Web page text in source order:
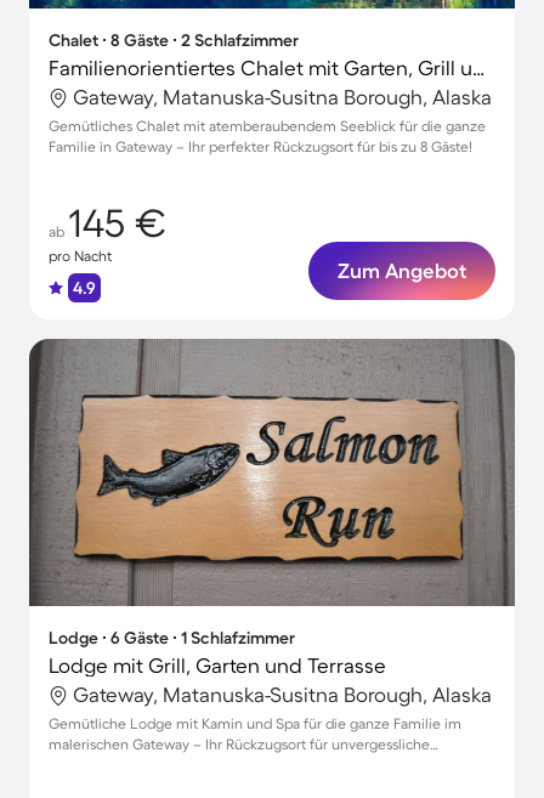
Chalet ∙ 8 Gäste ∙ 2 Schlafzimmer
Familienorientiertes Chalet mit Garten, Grill und Terrasse | Seeblick | Hunde erlaubt
Gateway, Matanuska-Susitna Borough, Alaska
Gemütliches Chalet mit atemberaubendem Seeblick für die ganze
Familie in Gateway – Ihr perfekter Rückzugsort für bis zu 8 Gäste!
ab 145 €
pro Nacht
4.9
Zum Angebot
Lodge ∙ 6 Gäste ∙ 1 Schlafzimmer
Lodge mit Grill, Garten und Terrasse
Gateway, Matanuska-Susitna Borough, Alaska
Gemütliche Lodge mit Kamin und Spa für die ganze Familie im
malerischen Gateway – Ihr Rückzugsort für unvergessliche